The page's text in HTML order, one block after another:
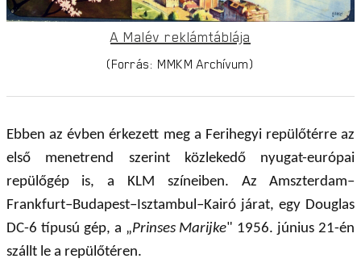
A Malév reklámtáblája
(Forrás: MMKM Archívum)
Ebben az évben érkezett meg a Ferihegyi repülőtérre az
első menetrend szerint közlekedő nyugat-európai
repülőgép is, a KLM színeiben. Az Amszterdam–
Frankfurt–Budapest–Isztambul–Kairó járat, egy Douglas
DC-6 típusú gép, a „Prinses Marijke" 1956. június 21-én
szállt le a repülőtéren.